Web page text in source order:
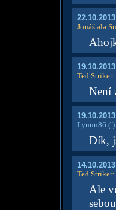
Jonáš ala
Ted Striker:
Není
Lynnn86 ( ):
Dík,
Ted Striker:
Ale